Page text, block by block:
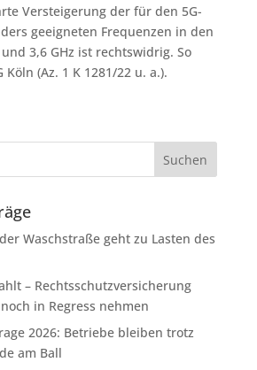
Versteigerung der für den 5G-
geeigneten Frequenzen in den
3,6 GHz ist rechtswidrig. So
(Az. 1 K 1281/22 u. a.).
Waschstraße geht zu Lasten des
– Rechtsschutzversicherung
in Regress nehmen
2026: Betriebe bleiben trotz
am Ball